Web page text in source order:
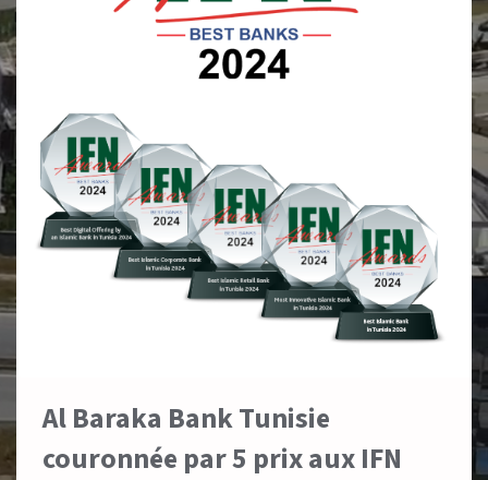
Al Baraka Bank Tunisie
couronnée par 5 prix aux IFN